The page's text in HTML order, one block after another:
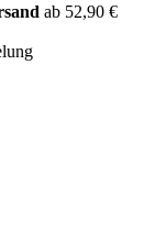
ab 52,90 €